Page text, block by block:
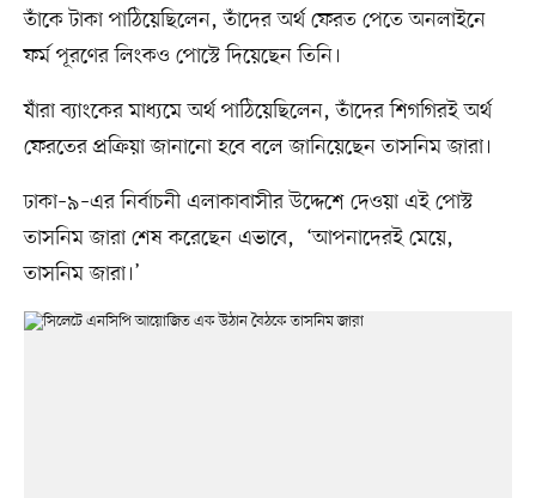
তাঁকে টাকা পাঠিয়েছিলেন, তাঁদের অর্থ ফেরত পেতে অনলাইনে
ফর্ম পূরণের লিংকও পোস্টে দিয়েছেন তিনি।
যাঁরা ব্যাংকের মাধ্যমে অর্থ পাঠিয়েছিলেন, তাঁদের শিগগিরই অর্থ
ফেরতের প্রক্রিয়া জানানো হবে বলে জানিয়েছেন তাসনিম জারা।
ঢাকা–৯–এর নির্বাচনী এলাকাবাসীর উদ্দেশে দেওয়া এই পোস্ট
তাসনিম জারা শেষ করেছেন এভাবে, ‘আপনাদেরই মেয়ে,
তাসনিম জারা।’